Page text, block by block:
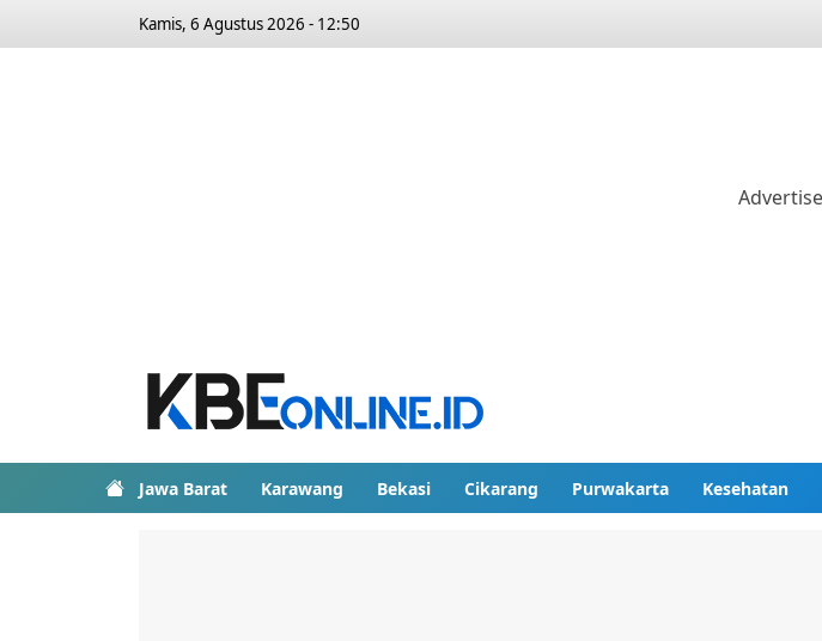
Kamis, 6 Agustus 2026 - 12:50
Jawa Barat Karawang Bekasi Cikarang Purwakarta Kesehatan